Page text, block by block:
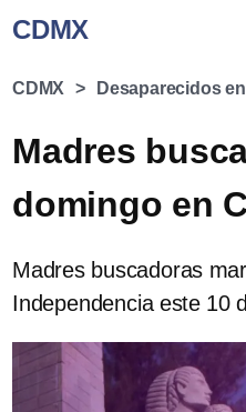
CDMX
CDMX Desaparecidos
Madres
domingo en
Madres buscadoras
Independencia este 10